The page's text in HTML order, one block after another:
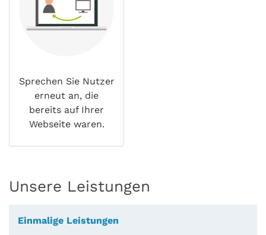
Sprechen Sie Nutzer
erneut an, die
bereits auf Ihrer
Webseite waren.
Unsere Leistungen
Einmalige Leistungen